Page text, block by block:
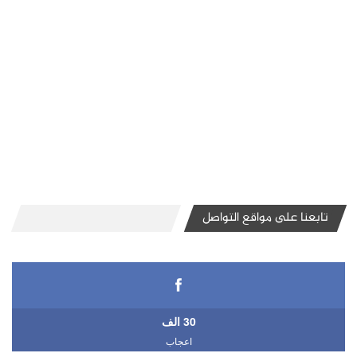
تابعنا على مواقع التواصل
30 الف
اعجاب